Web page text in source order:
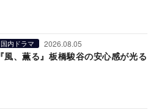
国内ドラマ 2026.08.05
『風、薫る』板橋駿谷の安心感が光る